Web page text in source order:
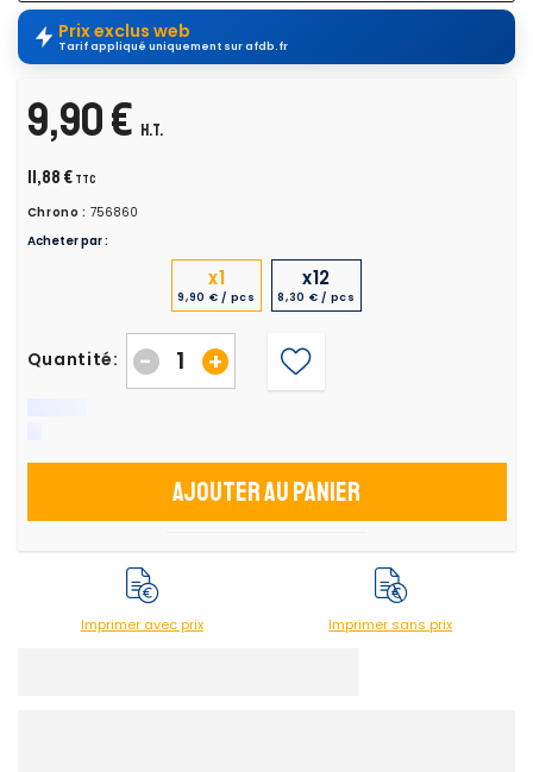
Prix exclus web
Tarif appliqué uniquement sur afdb.fr
9,90 € H.T.
11,88 € TTC
Chrono : 756860
Acheter par :
x1
9,90 € / pcs
x12
8,30 € / pcs
Quantité: +
-
Ajouter au panier
Imprimer avec prix Imprimer sans prix